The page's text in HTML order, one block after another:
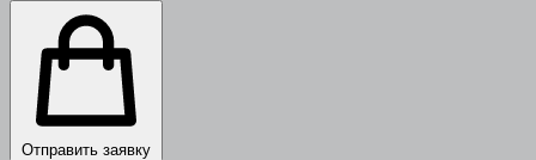
Отправить заявку